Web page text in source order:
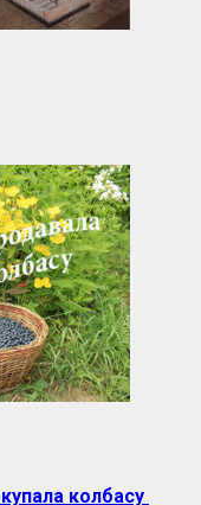
колбасу